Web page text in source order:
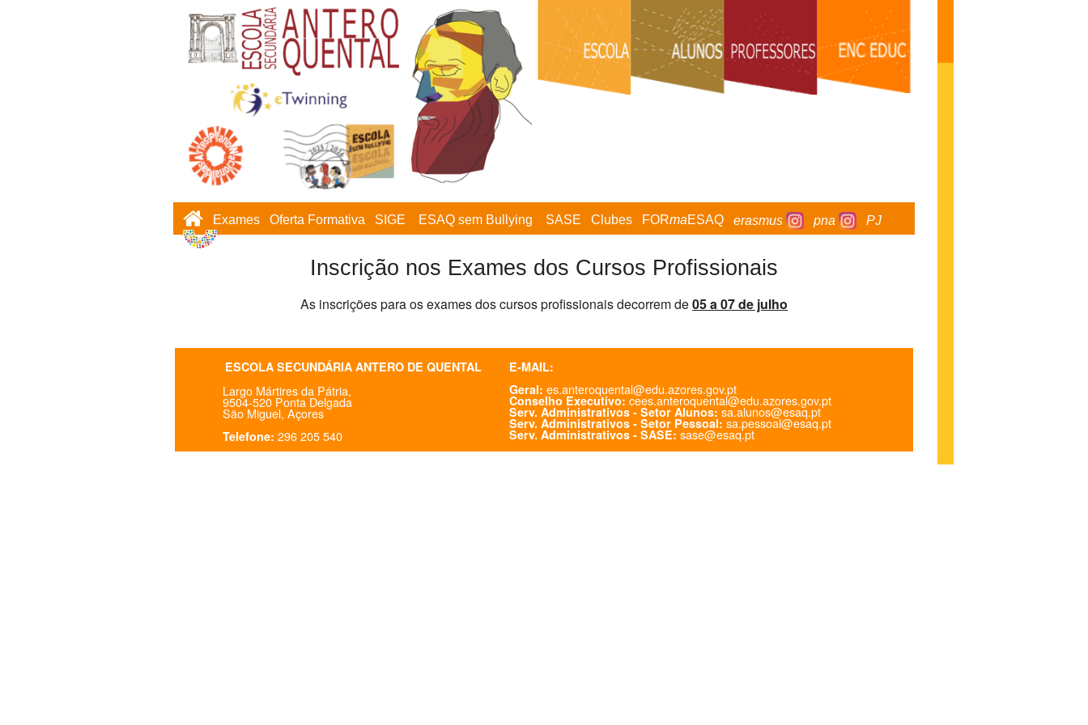
Exames Oferta Formativa SIGE ESAQ sem Bullying SASE Clubes FORmaESAQ erasmus pna PJ
Inscrição nos Exames dos Cursos Profissionais
As inscrições para os exames dos cursos profissionais decorrem de05 a 07 de julho
ESCOLA SECUNDÁRIA ANTERO DE QUENTAL
Largo Mártires da Pátria,
9504-520 Ponta Delgada
São Miguel, Açores
Telefone: 296 205 540
E-MAIL:
Geral: es.anteroquental@edu.azores.gov.pt
Conselho Executivo: cees.anteroquental@edu.azores.gov.pt
Serv. Administrativos - Setor Alunos: sa.alunos@esaq.pt
Serv. Administrativos - Setor Pessoal: sa.pessoal@esaq.pt
Serv. Administrativos - SASE: sase@esaq.pt